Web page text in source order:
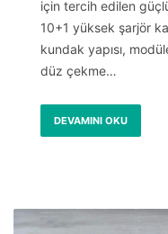
için tercih edilen
10+1 yüksek şarjör
kundak yapısı,
düz çekme…
DEVAMINI OKU